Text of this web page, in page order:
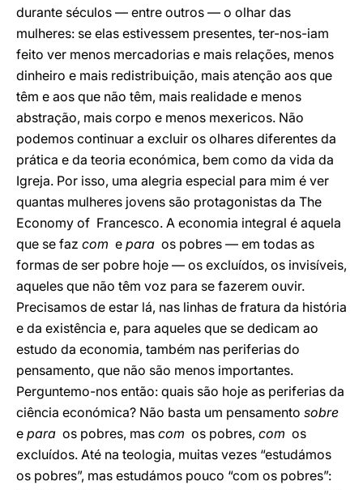
durante séculos — entre outros — o olhar das
mulheres: se elas estivessem presentes, ter-nos-iam
feito ver menos mercadorias e mais relações, menos
dinheiro e mais redistribuição, mais atenção aos que
têm e aos que não têm, mais realidade e menos
abstração, mais corpo e menos mexericos. Não
podemos continuar a excluir os olhares diferentes da
prática e da teoria económica, bem como da vida da
Igreja. Por isso, uma alegria especial para mim é ver
quantas mulheres jovens são protagonistas da The
Economy of Francesco. A economia integral é aquela
que se faz com e para os pobres — em todas as
formas de ser pobre hoje — os excluídos, os invisíveis,
aqueles que não têm voz para se fazerem ouvir.
Precisamos de estar lá, nas linhas de fratura da história
e da existência e, para aqueles que se dedicam ao
estudo da economia, também nas periferias do
pensamento, que não são menos importantes.
Perguntemo-nos então: quais são hoje as periferias da
ciência económica? Não basta um pensamento sobre
e para os pobres, mas com os pobres, com os
excluídos. Até na teologia, muitas vezes “estudámos
os pobres”, mas estudámos pouco “com os pobres”: